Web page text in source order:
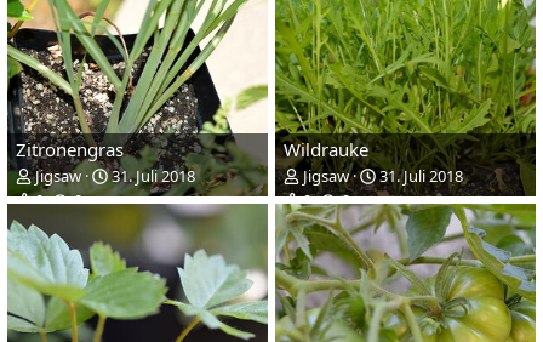
Zitronengras
Jigsaw
31. Juli 2018
0
0
Wildrauke
Jigsaw
31. Juli 2018
0
0